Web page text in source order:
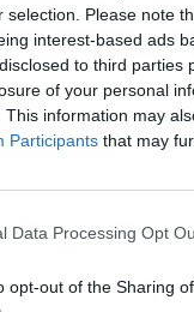
selection. Please note
interest-based ads
to third parties
of your personal
This information may
Participants that may
Data Processing Opt
opt-out of the Sharing
y
pero, al
del ridículo: el